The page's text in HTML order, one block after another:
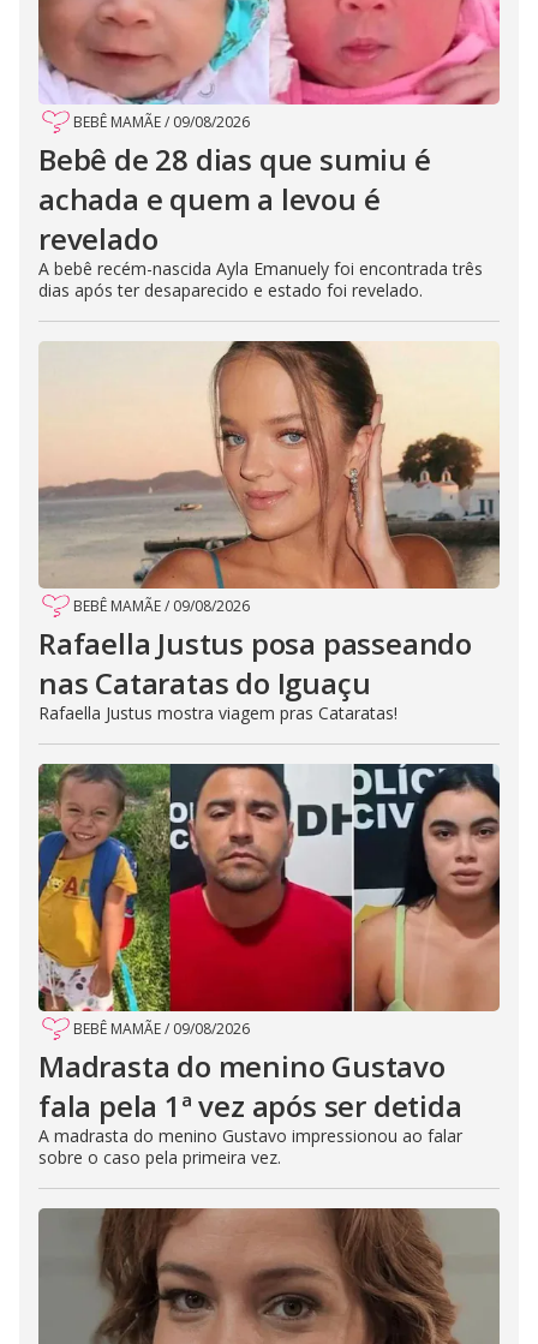
BEBÊ MAMÃE/ 09/08/2026
Bebê de 28 dias que sumiu é
achada e quem a levou é
revelado
A bebê recém-nascida Ayla Emanuely foi encontrada três
dias após ter desaparecido e estado foi revelado.
BEBÊ MAMÃE/ 09/08/2026
Rafaella Justus posa passeando
nas Cataratas do Iguaçu
Rafaella Justus mostra viagem pras Cataratas!
BEBÊ MAMÃE/ 09/08/2026
Madrasta do menino Gustavo
fala pela 1ª vez após ser detida
A madrasta do menino Gustavo impressionou ao falar
sobre o caso pela primeira vez.